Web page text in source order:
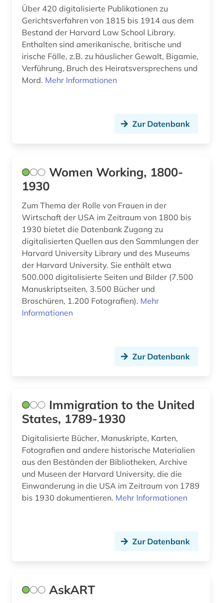
forschungsdaten (2)
forschungsstrategie (1)
forstwirtschaft (1)
fotografie (2)
frau (2)
frauenforschung (1)
fremdwort (1)
ft-raman-spektroskopie (1)
gefangener (1)
geheimdienst (3)
geographie (2)
geopolitik (1)
geowissenschaften (1)
gerichtsentscheidung (1)
geschichte (65)
geschichte &lt;1801-1819&gt; (1)
geschichte 1500-1900 (1)
Über 420 digitalisierte Publikationen zu
Gerichtsverfahren von 1815 bis 1914 aus dem
Bestand der Harvard Law School Library.
Enthalten sind amerikanische, britische und
irische Fälle, z.B. zu häuslicher Gewalt, Bigamie,
Verführung, Bruch des Heiratsversprechens und
Mord. Mehr Informationen
Zur Datenbank
Women Working, 1800-
1930
Zum Thema der Rolle von Frauen in der
Wirtschaft der USA im Zeitraum von 1800 bis
1930 bietet die Datenbank Zugang zu
digitalisierten Quellen aus den Sammlungen der
Harvard University Library und des Museums
der Harvard University. Sie enthält etwa
500.000 digitalisierte Seiten und Bilder (7.500
Manuskriptseiten, 3.500 Bücher und
Broschüren, 1.200 Fotografien). Mehr
Informationen
Zur Datenbank
Immigration to the United
States, 1789-1930
Digitalisierte Bücher, Manuskripte, Karten,
Fotografien and andere historische Materialien
aus den Beständen der Bibliotheken, Archive
und Museen der Harvard University, die die
Einwanderung in die USA im Zeitraum von 1789
bis 1930 dokumentieren. Mehr Informationen
Zur Datenbank
AskART